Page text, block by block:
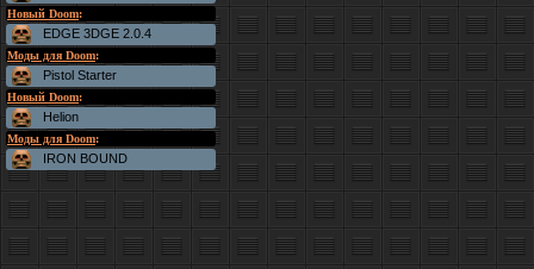
Новый Doom:
EDGE 3DGE 2.0.4
Моды для Doom:
Pistol Starter
Новый Doom:
Helion
Моды для Doom:
IRON BOUND